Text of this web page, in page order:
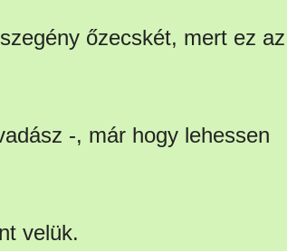
őzecskét, mert ez az
-, már hogy lehessen
velük.